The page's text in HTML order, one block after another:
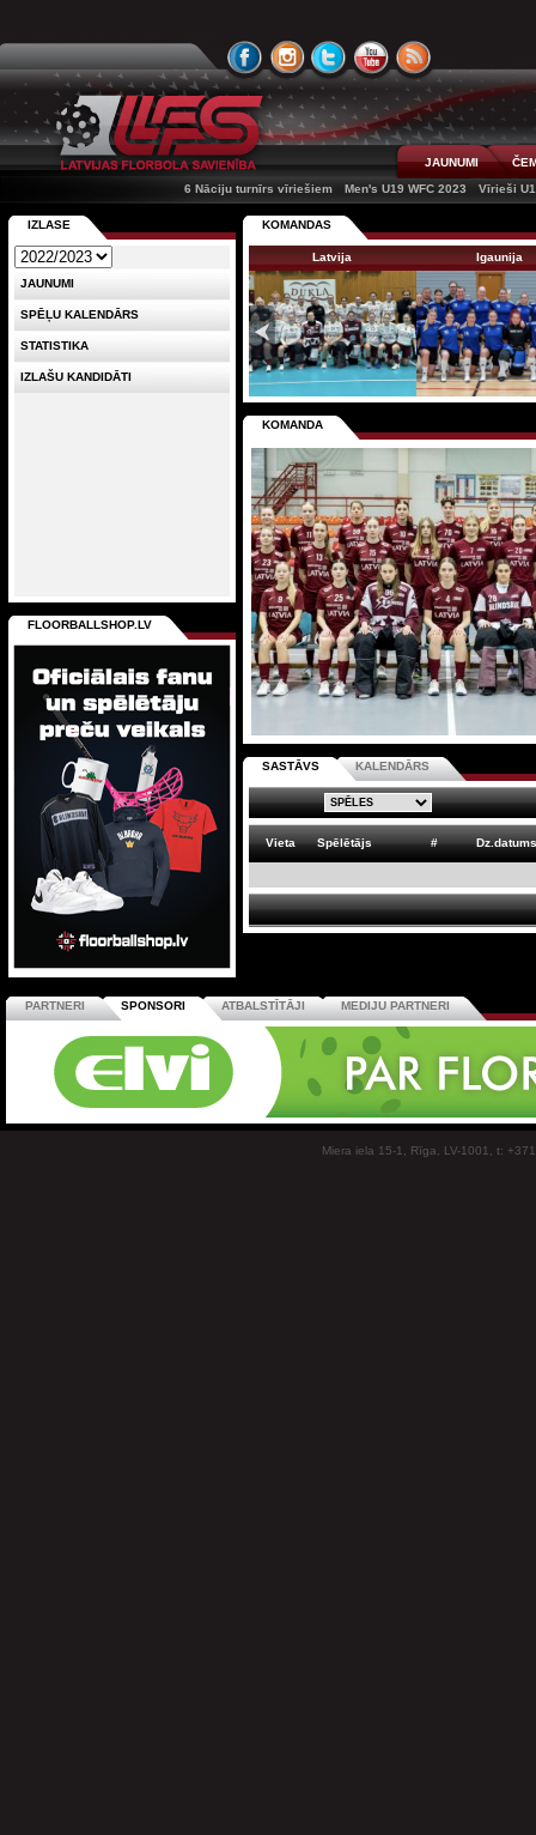
JAUNUMI
6 Nāciju turnīrs vīriešiem
Men's U19 WFC 2023 Vīrieši
KOMANDAS
Latvija Igaunija
KOMANDA
SASTĀVS KALENDĀRS
Vieta Spēlētājs # Dz.datums
IZLASE
JAUNUMI
SPĒĻU KALENDĀRS
STATISTIKA
IZLAŠU KANDIDĀTI
FLOORBALLSHOP.LV
PARTNERI SPONSORI ATBALSTĪTĀJI MEDIJU PARTNERI
Miera iela 15-1, Rīga, LV-1001, t: